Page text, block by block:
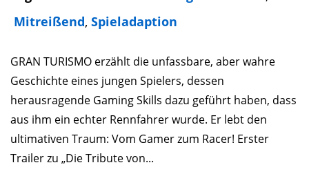
Mitreißend, Spieladaption
GRAN TURISMO erzählt die unfassbare, aber wahre
Geschichte eines jungen Spielers, dessen
herausragende Gaming Skills dazu geführt haben, dass
aus ihm ein echter Rennfahrer wurde. Er lebt den
ultimativen Traum: Vom Gamer zum Racer! Erster
Trailer zu „Die Tribute von...